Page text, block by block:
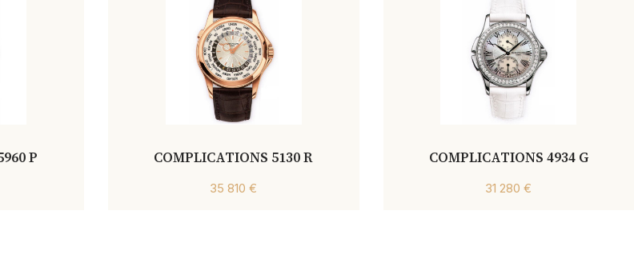
P COMPLICATIONS 5130 R
35 810 €
COMPLICATIONS 4934 G
31 280 €